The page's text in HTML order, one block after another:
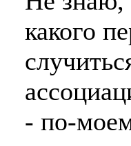
какого
- по-